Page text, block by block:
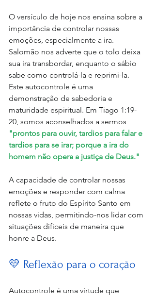
O versículo de hoje nos ensina sobre a
importância de controlar nossas
emoções, especialmente a ira.
Salomão nos adverte que o tolo deixa
sua ira transbordar, enquanto o sábio
sabe como controlá-la e reprimi-la.
Este autocontrole é uma
demonstração de sabedoria e
maturidade espiritual. Em Tiago 1:19-
20, somos aconselhados a sermos
"prontos para ouvir, tardios para falar e
tardios para se irar; porque a ira do
homem não opera a justiça de Deus."
A capacidade de controlar nossas
emoções e responder com calma
reflete o fruto do Espírito Santo em
nossas vidas, permitindo-nos lidar com
situações difíceis de maneira que
honre a Deus.
💛 Reflexão para o coração
Autocontrole é uma virtude que